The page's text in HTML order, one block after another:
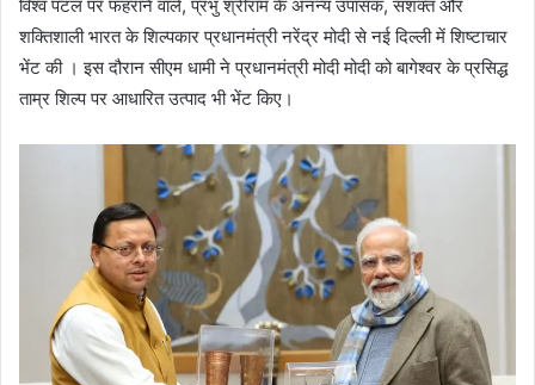
विश्व पटल पर फहराने वाले, प्रभु श्रीराम के अनन्य उपासक, सशक्त और
शक्तिशाली भारत के शिल्पकार प्रधानमंत्री नरेंद्र मोदी से नई दिल्ली में शिष्टाचार
भेंट की । इस दौरान सीएम धामी ने प्रधानमंत्री मोदी मोदी को बागेश्वर के प्रसिद्ध
ताम्र शिल्प पर आधारित उत्पाद भी भेंट किए।